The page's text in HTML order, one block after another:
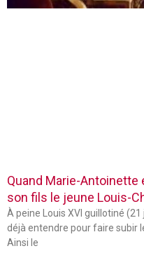
Quand Marie-Antoinette
son fils le jeune Louis-
À peine Louis XVI guillotiné
déjà entendre pour faire subir
Ainsi le